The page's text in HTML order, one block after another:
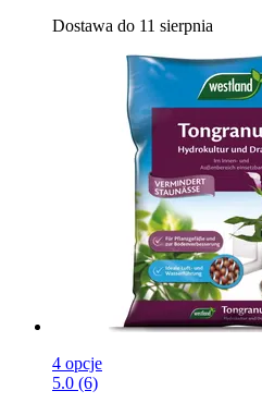
Dostawa do 11 sierpnia
4 opcje
5.0 (6)